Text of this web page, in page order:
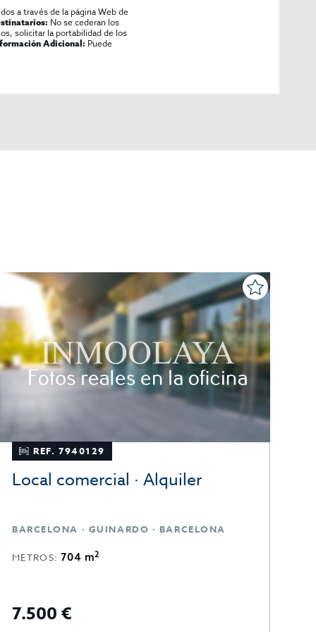
a través de la página Web de
No se cederan los
solicitar la portabilidad de los
Adicional: Puede
REF. 7940129
Local comercial · Alquiler
BARCELONA · GUINARDO · BARCELONA
METROS:704 m2
7.500 €